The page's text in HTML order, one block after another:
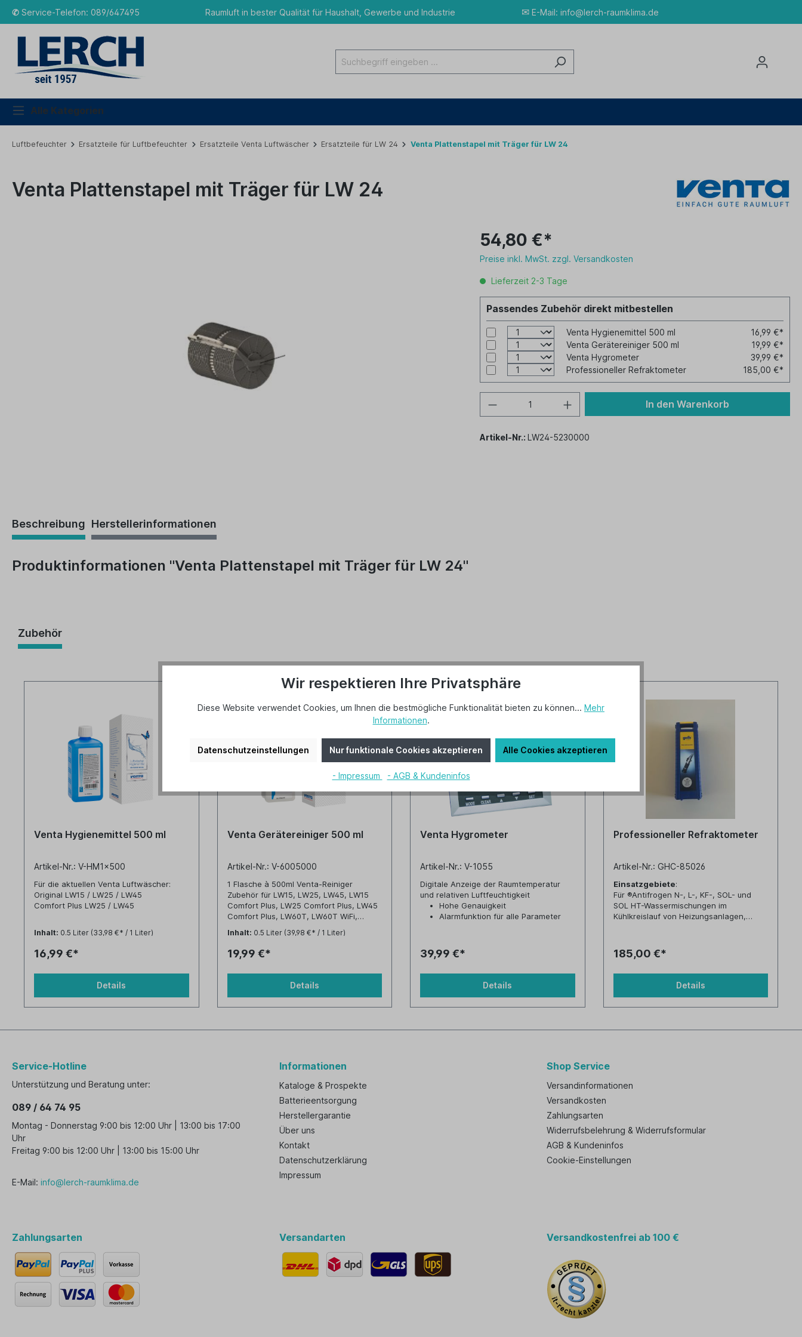
✆ Service-Telefon: 089/647495 Raumluft in bester Qualität für Haushalt, Gewerbe und Industrie ✉E-Mail: info@lerch-raumklima.de
Alle Kategorien
Luftbefeuchter Ersatzteile für Luftbefeuchter Ersatzteile Venta Luftwäscher Ersatzteile für LW 24 Venta Plattenstapel mit Träger für LW 24
Venta Plattenstapel mit Träger für LW 24
54,80 €*
Preise inkl. MwSt. zzgl. Versandkosten
Lieferzeit 2-3 Tage
Passendes Zubehör direkt mitbestellen
Venta Hygienemittel 500 ml
16,99 €*
Venta Gerätereiniger 500 ml
19,99 €*
Venta Hygrometer
39,99 €*
Professioneller Refraktometer
185,00 €*
In den Warenkorb
Artikel-Nr.: LW24-5230000
Beschreibung Herstellerinformationen
Produktinformationen "Venta Plattenstapel mit Träger für LW 24"
Zubehör
Venta Hygienemittel 500 ml
Artikel-Nr.: V-HM1x500
Für die aktuellen Venta Luftwäscher:
Original LW15 / LW25 / LW45
Comfort Plus LW25 / LW45
LW31/41 / LW14 / LW24 / LW 24plus /
LW80 / LW81 / LW82
Inhalt: 0.5 Liter (33,98 €* / 1 Liter)
16,99 €*
Details
Venta Gerätereiniger 500 ml
Artikel-Nr.: V-6005000
1 Flasche à 500ml Venta-Reiniger
Zubehör für LW15, LW25, LW45, LW15
Comfort Plus, LW25 Comfort Plus, LW45
Comfort Plus, LW60T, LW60T WiFi,
LW62T WiFi, LW62 WiFi, LPH60 WiFi
Inhalt: 0.5 Liter (39,98 €* / 1 Liter)
19,99 €*
Details
Venta Hygrometer
Artikel-Nr.: V-1055
Digitale Anzeige der Raumtemperatur
und relativen Luftfeuchtigkeit
Hohe Genauigkeit
Alarmfunktion für alle Parameter
Ideal zur Klimakontrolle in den
Innenräumen
einzusparen
39,99 €*
Details
Professioneller Refraktometer
Artikel-Nr.: GHC-85026
Einsatzgebiete:
Für ®Antifrogen N-, L-, KF-, SOL- und
SOL HT-Wassermischungen im
Kühlkreislauf von Heizungsanlagen,
Hilfe einer Tabelle ermittelt
werden (siehe Anlage)!
0 bis 50 % Brix, Teilung: 0,5 %
185,00 €*
Details
Service-Hotline
Unterstützung und Beratung unter:
089 / 64 74 95
Montag - Donnerstag 9:00 bis 12:00 Uhr | 13:00 bis 17:00
Uhr
Freitag 9:00 bis 12:00 Uhr | 13:00 bis 15:00 Uhr
E-Mail: info@lerch-raumklima.de
Informationen
Kataloge & Prospekte
Batterieentsorgung
Herstellergarantie
Über uns
Kontakt
Datenschutzerklärung
Impressum
Shop Service
Versandinformationen
Versandkosten
Zahlungsarten
Widerrufsbelehrung & Widerrufsformular
AGB & Kundeninfos
Cookie-Einstellungen
Zahlungsarten Versandarten Versandkostenfrei ab 100 €
Wir respektieren Ihre Privatsphäre
Diese Website verwendet Cookies, um Ihnen die bestmögliche Funktionalität bieten zu können... Mehr
Informationen.
Datenschutzeinstellungen Nur funktionale Cookies akzeptieren Alle Cookies akzeptieren
- Impressum - AGB & Kundeninfos